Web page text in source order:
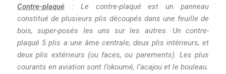
Contre-plaqué : Le contre-plaqué est un panneau
constitué de plusieurs plis découpés dans une feuille de
bois, super-posés les uns sur les autres. Un contre-
plaqué 5 plis a une âme centrale, deux plis intérieurs, et
deux plis extérieurs (ou faces, ou parements). Les plus
courants en aviation sont l’okoumé, l’acajou et le bouleau.